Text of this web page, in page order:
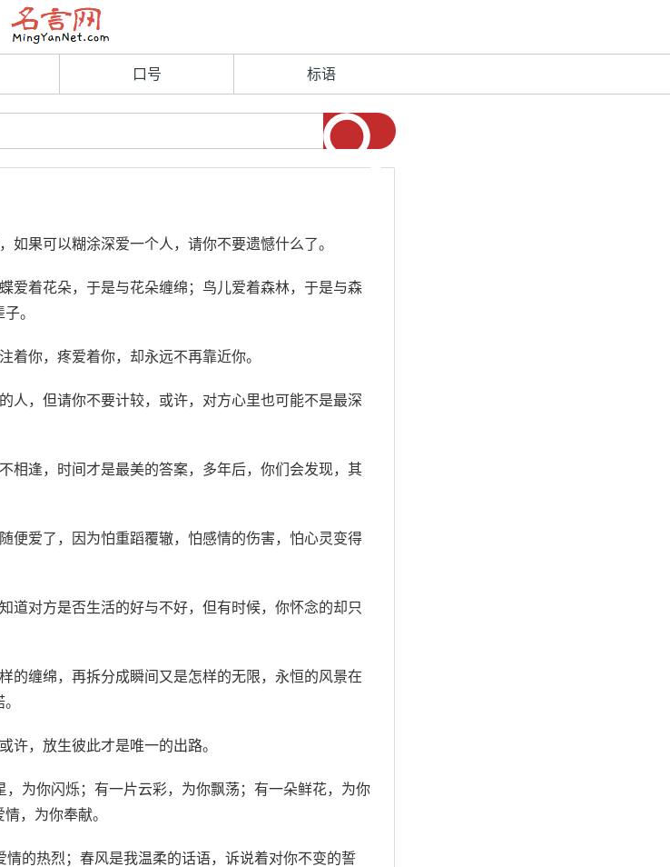
口号 标语
如果可以糊涂深爱一个人，请你不要遗憾什么了。
爱着花朵，于是与花朵缠绵；鸟儿爱着森林，于是与森
。
着你，疼爱着你，却永远不再靠近你。
人，但请你不要计较，或许，对方心里也可能不是最深
相逢，时间才是最美的答案，多年后，你们会发现，其
便爱了，因为怕重蹈覆辙，怕感情的伤害，怕心灵变得
道对方是否生活的好与不好，但有时候，你怀念的却只
的缠绵，再拆分成瞬间又是怎样的无限，永恒的风景在
许，放生彼此才是唯一的出路。
为你闪烁；有一片云彩，为你飘荡；有一朵鲜花，为你
，为你奉献。
的热烈；春风是我温柔的话语，诉说着对你不变的誓